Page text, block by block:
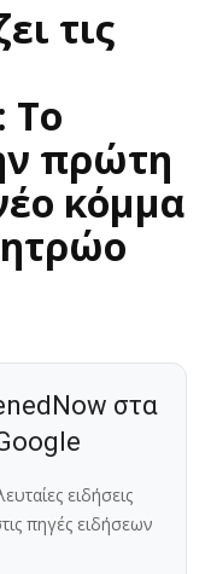
τις
Το
πρώτη
κόμμα
στα
ειδήσεις
πηγές ειδήσεων